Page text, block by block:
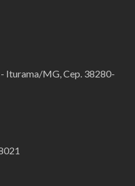
Iturama/MG, Cep. 38280-